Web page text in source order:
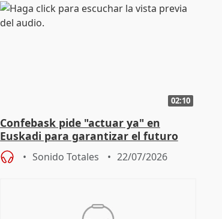
02:10
Confebask pide "actuar ya" en
Euskadi para garantizar el futuro
con un pacto de país
Sonido Totales 22/07/2026